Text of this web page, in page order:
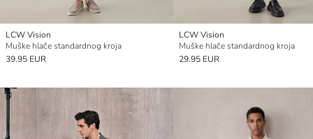
LCW Vision
Muške hlače standardnog kroja
39.95 EUR
LCW Vision
Muške hlače standardnog kroja
29.95 EUR